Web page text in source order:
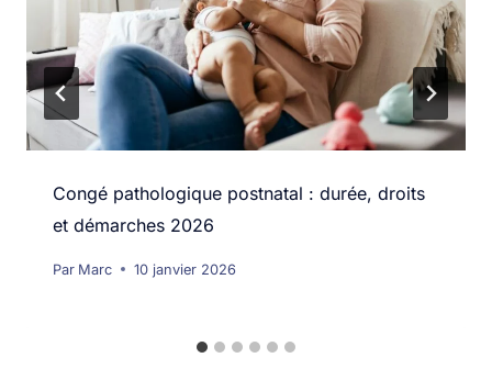
Congé pathologique postnatal : durée, droits
et démarches 2026
Par Marc 10 janvier 2026